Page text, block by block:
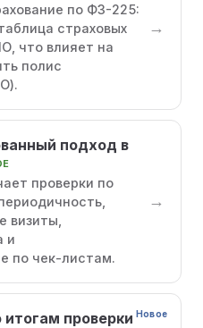
по ФЗ-225:
страховых
что влияет на
полис
→
подход в
проверки по
визиты,
и
по чек-листам.
→
Новое
проверки